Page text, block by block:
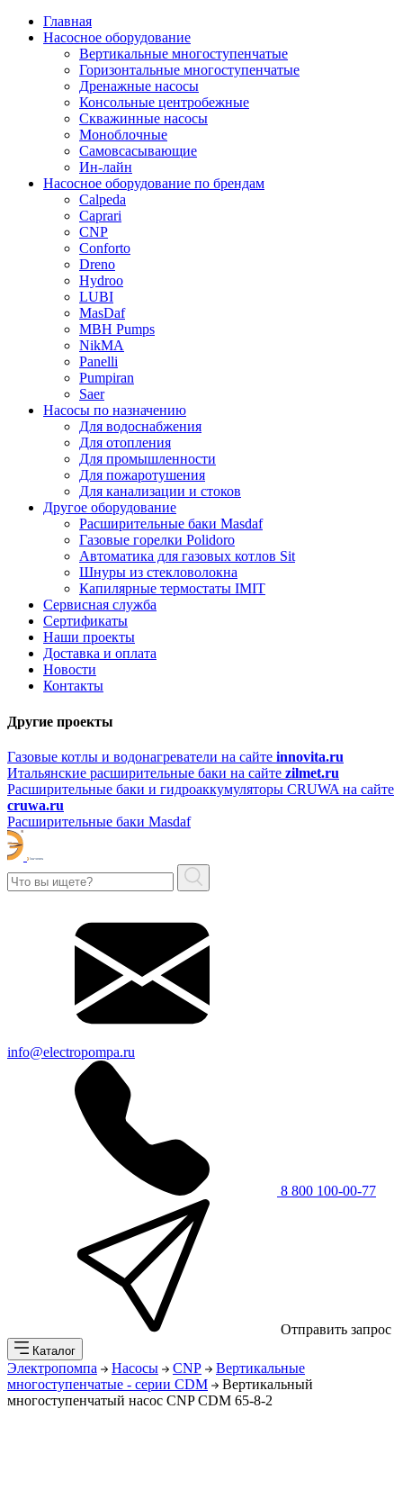
Главная
Насосное оборудование
Вертикальные многоступенчатые
Горизонтальные многоступенчатые
Дренажные насосы
Консольные центробежные
Скважинные насосы
Моноблочные
Самовсасывающие
Ин-лайн
Насосное оборудование по брендам
Calpeda
Caprari
CNP
Conforto
Dreno
Hydroo
LUBI
MasDaf
MBH Pumps
NikMA
Panelli
Pumpiran
Saer
Насосы по назначению
Для водоснабжения
Для отопления
Для промышленности
Для пожаротушения
Для канализации и стоков
Другое оборудование
Расширительные баки Masdaf
Газовые горелки Polidoro
Автоматика для газовых котлов Sit
Шнуры из стекловолокна
Капилярные термостаты IMIT
Сервисная служба
Сертификаты
Наши проекты
Доставка и оплата
Новости
Контакты
Другие проекты
Газовые котлы и водонагреватели на сайте innovita.ru
Итальянские расширительные баки на сайте zilmet.ru
Расширительные баки и гидроаккумуляторы CRUWA на сайте
cruwa.ru
Расширительные баки Masdaf
info@electropompa.ru
8 800 100-00-77
Отправить запрос
Каталог
Электропомпа Насосы CNP
Вертикальные
многоступенчатые - серии CDM
Вертикальный
многоступенчатый насос CNP CDM 65-8-2